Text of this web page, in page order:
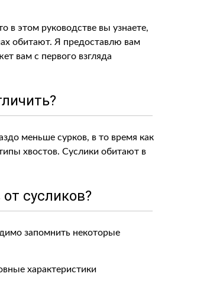
в этом руководстве вы узнаете,
обитают. Я предоставлю вам
вам с первого взгляда
меньше сурков, в то время как
хвостов. Суслики обитают в
сусликов?
запомнить некоторые